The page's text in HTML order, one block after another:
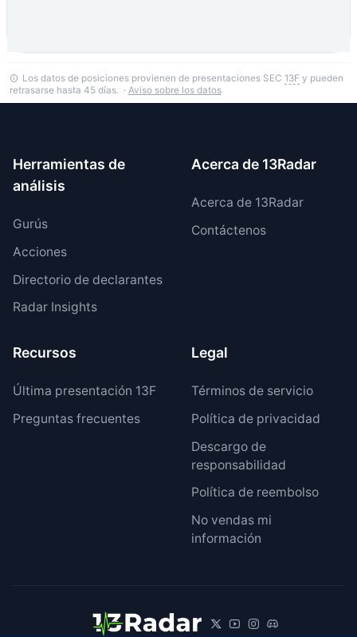
Los datos de posiciones provienen de presentaciones SEC 13F y pueden
retrasarse hasta 45 días. · Aviso sobre los datos
Herramientas de
análisis
Gurús
Acciones
Directorio de declarantes
Radar Insights
Acerca de 13Radar
Acerca de 13Radar
Contáctenos
Recursos
Última presentación 13F
Preguntas frecuentes
Legal
Términos de servicio
Política de privacidad
Descargo de
responsabilidad
Política de reembolso
No vendas mi
información